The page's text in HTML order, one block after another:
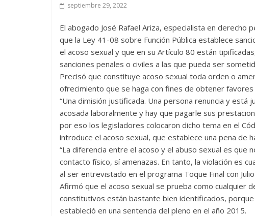
septiembre 29, 2022
El abogado José Rafael Ariza, especialista en derecho
que la Ley 41-08 sobre Función Pública establece
el acoso sexual y que en su Artículo 80 están
sanciones penales o civiles a las que pueda ser
Precisó que constituye acoso sexual toda orden o
ofrecimiento que se haga con fines de obtener favores
“Una dimisión justificada. Una persona renuncia y está
acosada laboralmente y hay que pagarle sus
por eso los legisladores colocaron dicho tema en el
introduce el acoso sexual, que establece una pena de
“La diferencia entre el acoso y el abuso sexual es que
contacto físico, sí amenazas. En tanto, la violación es
al ser entrevistado en el programa Toque Final con
Afirmó que el acoso sexual se prueba como cualquier
constitutivos están bastante bien identificados, porque
estableció en una sentencia del pleno en el año 2015.